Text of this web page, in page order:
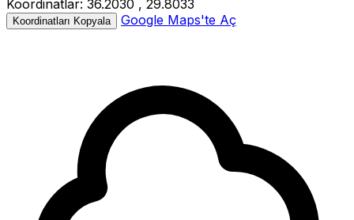
Büyüklük:2.1M
Derinlik:15.00km
−
Koordinatlar: 36.2030 , 29.8033
Koordinatları Kopyala Google Maps'te Aç